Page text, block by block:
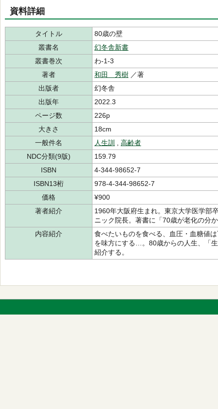
資料詳細
タイトル
80歳の壁
叢書名
幻冬舎新書
叢書巻次
わ-1-3
著者
和田 秀樹 ／著
出版者
幻冬舎
出版年
2022.3
ページ数
226p
大きさ
18cm
一般件名
人生訓
高齢者
NDC分類(9版)
159.79
ISBN
4-344-98652-7
ISBN13桁
978-4-344-98652-7
価格
¥900
著者紹介
1960年大阪府生まれ。東京大学医学部
ニック院長。著書に「70歳が老化の分
内容紹介
食べたいものを食べる、血圧・血糖値
を味方にする…。80歳からの人生、「
紹介する。